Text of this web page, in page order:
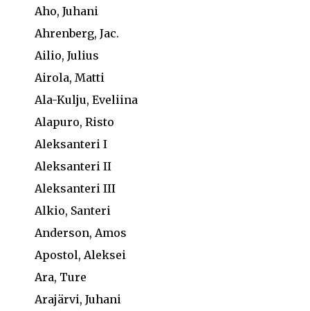
Aho, Juhani
Ahrenberg, Jac.
Ailio, Julius
Airola, Matti
Ala-Kulju, Eveliina
Alapuro, Risto
Aleksanteri I
Aleksanteri II
Aleksanteri III
Alkio, Santeri
Anderson, Amos
Apostol, Aleksei
Ara, Ture
Arajärvi, Juhani